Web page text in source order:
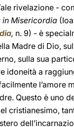
rivelazione -
in Misericordia
, n. 9) - è
Madre di Dio,
sulla sua
idoneità a
l’amore
Questo è uno
cristianesimo,